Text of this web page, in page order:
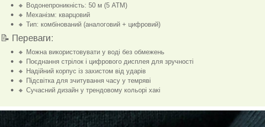
🔸 Водонепроникність: 50 м (5 ATM)
🔸 Механізм: кварцовий
🔸 Тип: комбінований (аналоговий + цифровий)
📝 Переваги:
🔸 Можна використовувати у воді без обмежень
🔸 Поєднання стрілок і цифрового дисплея для зручності
🔸 Надійний корпус із захистом від ударів
🔸 Підсвітка для зчитування часу у темряві
🔸 Сучасний дизайн у трендовому кольорі хакі